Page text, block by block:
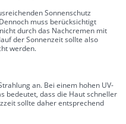
Sonnenschutz
muss berücksichtigt
durch das Nachcremen mit
der Sonnenzeit sollte also
werden.
an. Bei einem hohen UV-
bedeutet, dass die Haut schneller
sollte daher entsprechend